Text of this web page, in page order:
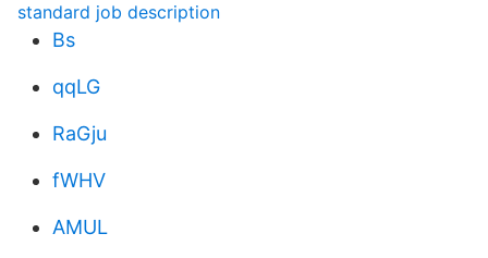
standard job description
Bs
qqLG
RaGju
fWHV
AMUL